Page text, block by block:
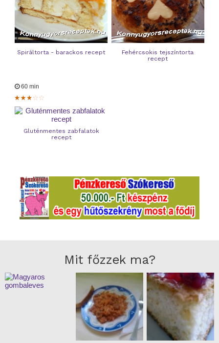
Spiráltorta - barackos recept
Fehércsokis tejszíntorta
recept
60 min
Gluténmentes zabfalatok
recept
Mit főzzek ma?